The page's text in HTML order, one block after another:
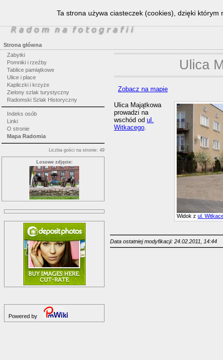
Strona główna
Zabytki
Pomniki i rzeźby
Tablice pamiątkowe
Ulice i place
Kapliczki i krzyże
Zielony szlak turystyczny
Radomski Szlak Historyczny
Indeks osób
Linki
O stronie
Mapa Radomia
Liczba gości na stronie: 49
Losowe zdjęcie:
Powered by
Ulica
Zobacz na mapie
Widok zul.
Ulica Majątkowa
prowadzi na
wschód od ul.
Witkacego.
Data ostatniej modyfikacji: 24.02.2011, 14:44
Ta strona używa ciasteczek (cookies), dzięki którym